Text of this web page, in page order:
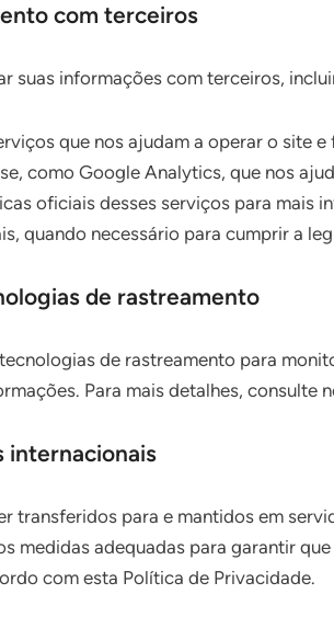
com terceiros
suas informações com terceiros,
que nos ajudam a operar o site
como Google Analytics, que nos
oficiais desses serviços para mais
quando necessário para cumprir a
de rastreamento
de rastreamento para
Para mais detalhes, consulte
internacionais
transferidos para e mantidos em
medidas adequadas para garantir
com esta Política de Privacidade.